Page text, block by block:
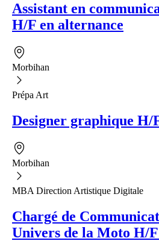
Assistant en
H/F en alternance
Morbihan
Prépa Art
Designer graphique H/
Morbihan
MBA Direction Artistique Digitale
Chargé de
Univers de la Moto H/